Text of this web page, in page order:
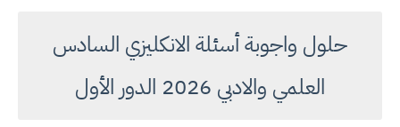
حلول واجوبة أسئلة الانكليزي السادس
العلمي والادبي 2026 الدور الأول